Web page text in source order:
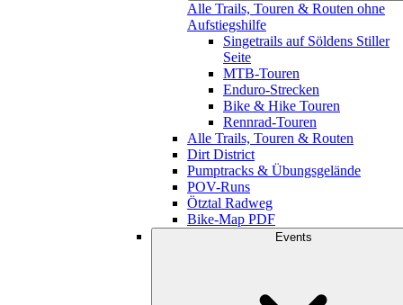
Alle Trails, Touren & Routen ohne
Aufstiegshilfe
Singetrails auf Söldens Stiller
Seite
MTB-Touren
Enduro-Strecken
Bike & Hike Touren
Rennrad-Touren
Alle Trails, Touren & Routen
Dirt District
Pumptracks & Übungsgelände
POV-Runs
Ötztal Radweg
Bike-Map PDF
Events